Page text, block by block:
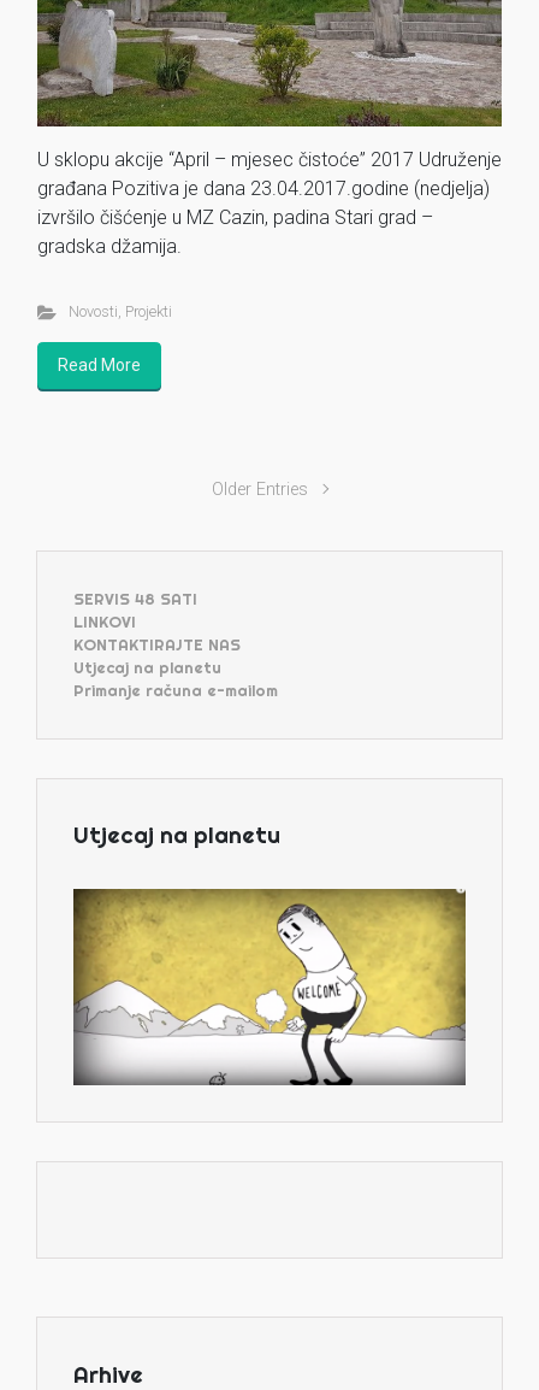
U sklopu akcije “April – mjesec čistoće” 2017 Udruženje
građana Pozitiva je dana 23.04.2017.godine (nedjelja)
izvršilo čišćenje u MZ Cazin, padina Stari grad –
gradska džamija.
Novosti, Projekti
Read More
Older Entries
SERVIS 48 SATI
LINKOVI
KONTAKTIRAJTE NAS
Utjecaj na planetu
Primanje računa e-mailom
Utjecaj na planetu
Arhive